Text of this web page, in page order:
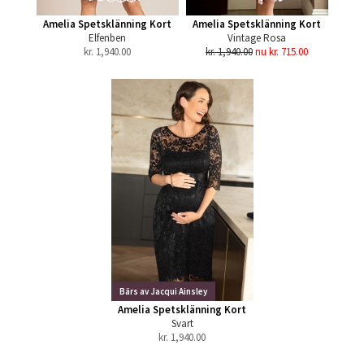
Amelia Spetsklänning Kort
Elfenben
kr. 1,940.00
Amelia Spetsklänning Kort
Vintage Rosa
kr. 1,940.00nu kr. 715.00
Bärs av Jacqui Ainsley
Amelia Spetsklänning Kort
Svart
kr. 1,940.00